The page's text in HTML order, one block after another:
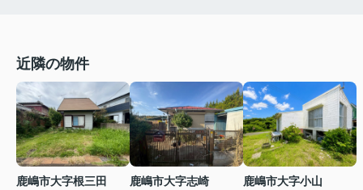
近隣の物件
鹿嶋市大字根三田
鹿嶋市大字志崎
鹿嶋市大字小山